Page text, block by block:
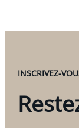
INSCRIVEZ-